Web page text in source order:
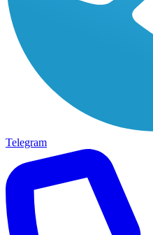
Telegram